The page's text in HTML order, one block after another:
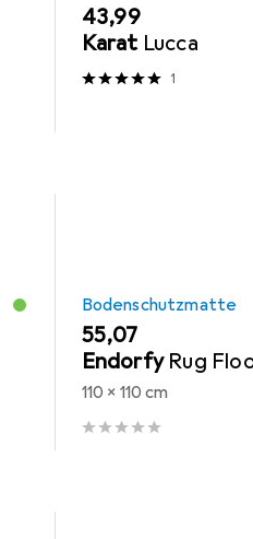
EUR
43,99
Karat Lucca
1
Bodenschutzmatte
EUR
55,07
Endorfy Rug
110 x 110 cm